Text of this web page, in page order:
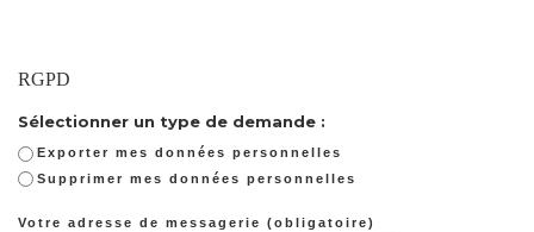
RGPD
Sélectionner un type de demande :
Exporter mes données personnelles
Supprimer mes données personnelles
Votre adresse de messagerie (obligatoire)